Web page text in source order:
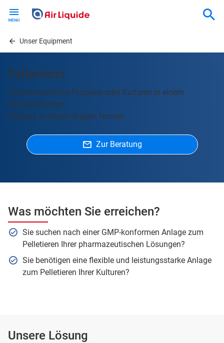
contentUnser Equipment
Pelletierer
Pharmazeutische Produkte oder Kulturen in einem
kontinuierlichen
Prozess zu feinen Kugeln formen
Zur Beratung
Was möchten Sie erreichen?
Sie suchen nach einer GMP-konformen Anlage zum
Pelletieren Ihrer pharmazeutischen Lösungen?
Sie benötigen eine flexible und leistungsstarke Anlage
zum Pelletieren Ihrer Kulturen?
Unsere Lösung